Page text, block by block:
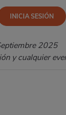
2025
y cualquier